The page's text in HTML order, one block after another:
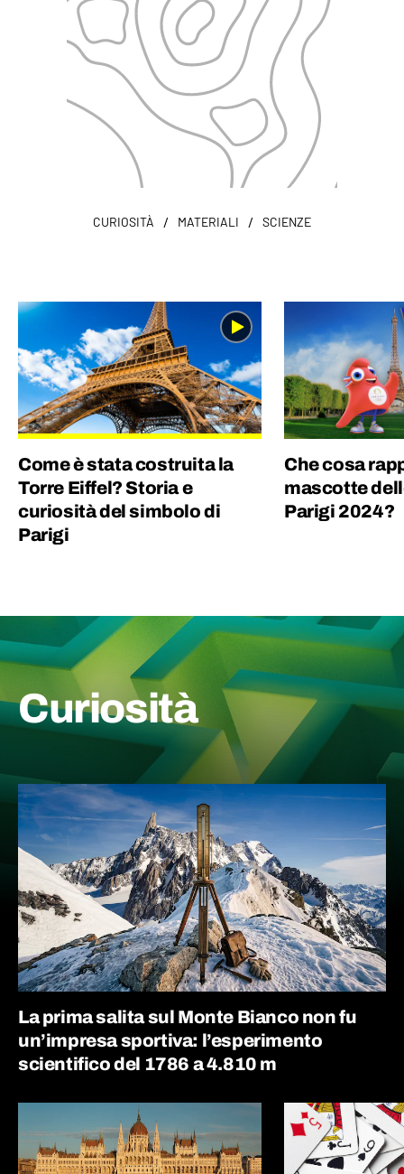
CURIOSITÀ / MATERIALI / SCIENZE
Come è stata costruita la
Torre Eiffel? Storia e
curiosità del simbolo di
Parigi
Che cosa
mascotte
Parigi 2024?
Curiosità
La prima salita sul Monte Bianco non fu
un’impresa sportiva: l’esperimento
scientifico del 1786 a 4.810 m